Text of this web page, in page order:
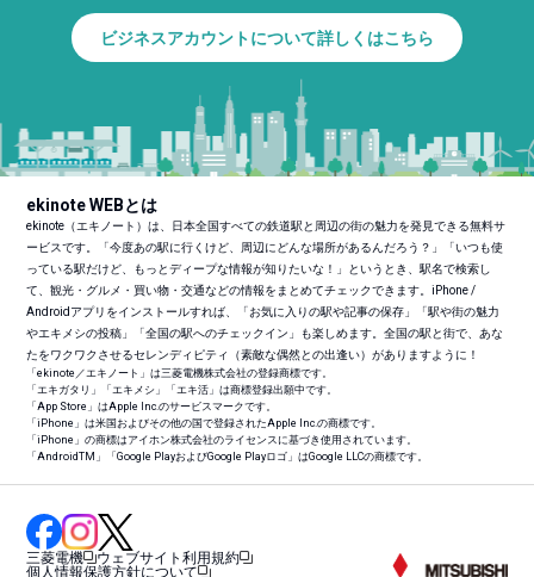
ビジネスアカウントについて詳しくはこちら
ekinote WEBとは
ekinote（エキノート）は、日本全国すべての鉄道駅と周辺の街の魅力を発見できる無料サ
ービスです。「今度あの駅に行くけど、周辺にどんな場所があるんだろう？」「いつも使
っている駅だけど、もっとディープな情報が知りたいな！」というとき、駅名で検索し
て、観光・グルメ・買い物・交通などの情報をまとめてチェックできます。iPhone /
Androidアプリをインストールすれば、「お気に入りの駅や記事の保存」「駅や街の魅力
やエキメシの投稿」「全国の駅へのチェックイン」も楽しめます。全国の駅と街で、あな
たをワクワクさせるセレンディピティ（素敵な偶然との出逢い）がありますように！
「ekinote／エキノート」は三菱電機株式会社の登録商標です。
「エキガタリ」「エキメシ」「エキ活」は商標登録出願中です。
「App Store」はApple Inc.のサービスマークです。
「iPhone」は米国およびその他の国で登録されたApple Inc.の商標です。
「iPhone」の商標はアイホン株式会社のライセンスに基づき使用されています。
「AndroidTM 」「Google PlayおよびGoogle Playロゴ」はGoogle LLCの商標です。
三菱電機
ウェブサイト利用規約
個人情報保護方針について